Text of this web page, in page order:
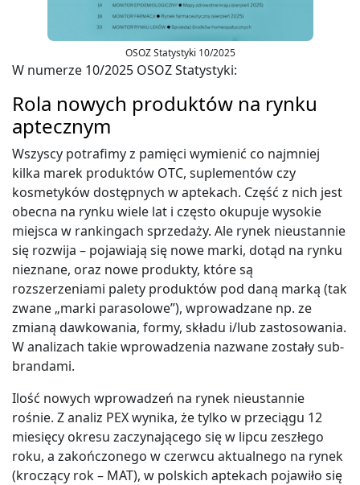
OSOZ Statystyki 10/2025
W numerze 10/2025 OSOZ Statystyki:
Rola nowych produktów na rynku
aptecznym
Wszyscy potrafimy z pamięci wymienić co najmniej
kilka marek produktów OTC, suplementów czy
kosmetyków dostępnych w aptekach. Część z nich jest
obecna na rynku wiele lat i często okupuje wysokie
miejsca w rankingach sprzedaży. Ale rynek nieustannie
się rozwija – pojawiają się nowe marki, dotąd na rynku
nieznane, oraz nowe produkty, które są
rozszerzeniami palety produktów pod daną marką (tak
zwane „marki parasolowe”), wprowadzane np. ze
zmianą dawkowania, formy, składu i/lub zastosowania.
W analizach takie wprowadzenia nazwane zostały sub-
brandami.
Ilość nowych wprowadzeń na rynek nieustannie
rośnie. Z analiz PEX wynika, że tylko w przeciągu 12
miesięcy okresu zaczynającego się w lipcu zeszłego
roku, a zakończonego w czerwcu aktualnego na rynek
(kroczący rok – MAT), w polskich aptekach pojawiło się